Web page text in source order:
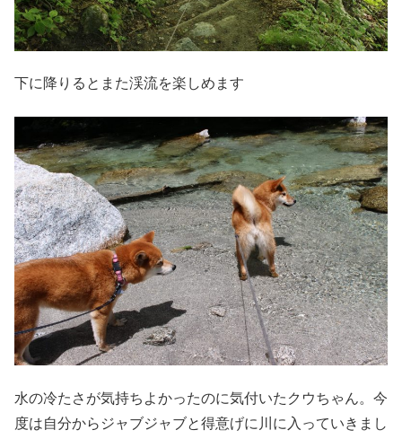
下に降りるとまた渓流を楽しめます
水の冷たさが気持ちよかったのに気付いたクウちゃん。今
度は自分からジャブジャブと得意げに川に入っていきまし